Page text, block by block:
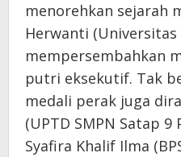
menorehkan sejarah
Herwanti (Universitas
mempersembahkan
putri eksekutif. Tak
medali perak juga
(UPTD SMPN Satap 9
Syafira Khalif Ilma